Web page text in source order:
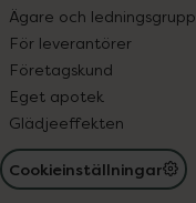
Ägare och ledningsgrupp
För leverantörer
Företagskund
Eget apotek
Glädjeeffekten
Cookieinställningar